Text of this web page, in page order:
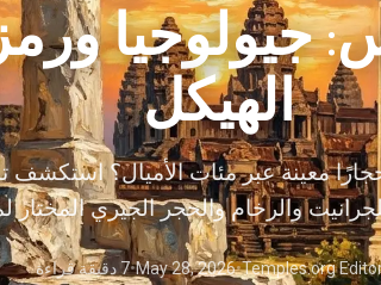
الهيكل
معينة عبر مئات الأميال؟ استكشف
والرخام والحجر الجيري المختار
Temples.org
•
May 28, 2026
•7 دقيقة قراءة